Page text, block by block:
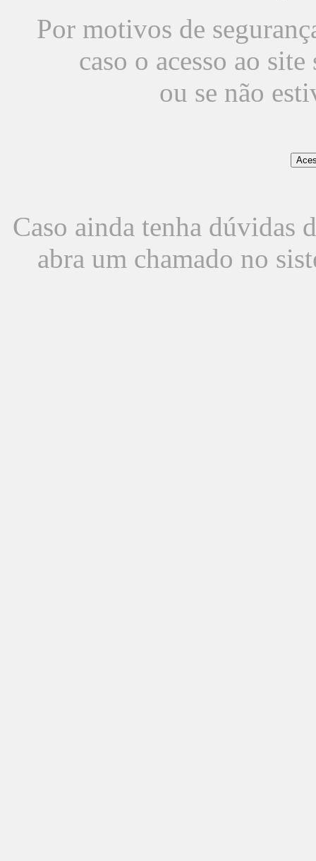
Por motivos de
caso o acesso ao
ou se não
Caso ainda tenha dúvidas
abra um chamado no